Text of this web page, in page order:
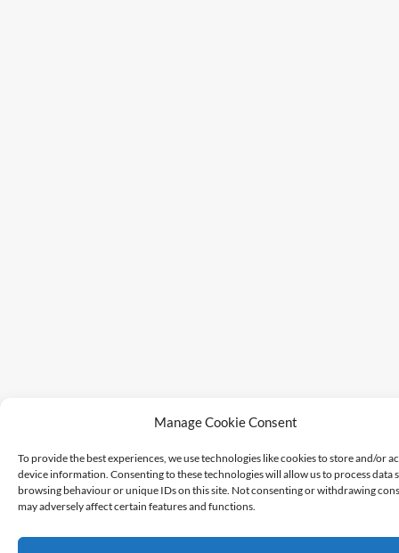
Manage Cookie Consent
To provide the best experiences, we use technologies like cookies to store and/or
device information. Consenting to these technologies will allow us to process data
browsing behaviour or unique IDs on this site. Not consenting or withdrawing
may adversely affect certain features and functions.